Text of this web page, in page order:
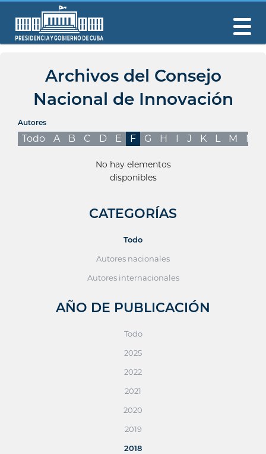
Archivos del Consejo
Nacional de Innovación
Autores
Todo A B C D E F G H I J K L M N
No hay elementos
disponibles
CATEGORÍAS
Todo
Autores nacionales
Autores internacionales
AÑO DE PUBLICACIÓN
Todo
2025
2022
2021
2020
2019
2018